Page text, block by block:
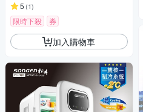
5 (1)
限時下殺 券
加入購物車